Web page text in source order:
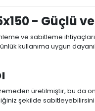
- Güçlü
ve sabitleme
kullanıma uygun
üretilmiştir, bu da
şekilde